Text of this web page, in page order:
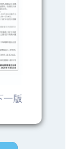
一版